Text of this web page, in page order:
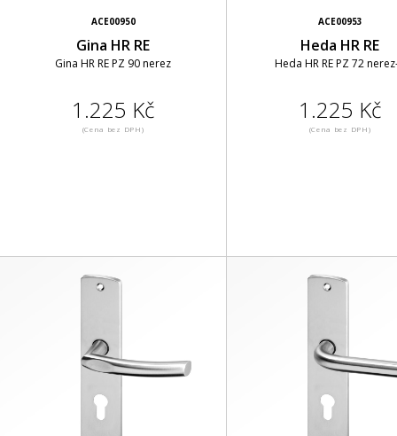
ACE00950
Gina HR RE
Gina HR RE PZ 90 nerez
1.225 Kč
(Cena bez DPH)
ACE00953
Heda HR RE
Heda HR RE PZ 72
1.225 Kč
(Cena bez DPH)